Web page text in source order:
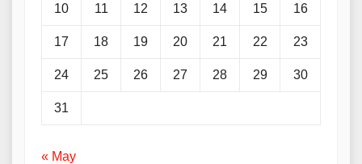
10 11 12 13 14 15 16
17 18 19 20 21 22 23
24 25 26 27 28 29 30
31
« May